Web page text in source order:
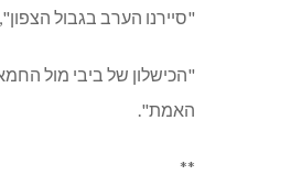
"סיירנו הערב בגבול
"הכישלון של ביבי מול
האמת".
**